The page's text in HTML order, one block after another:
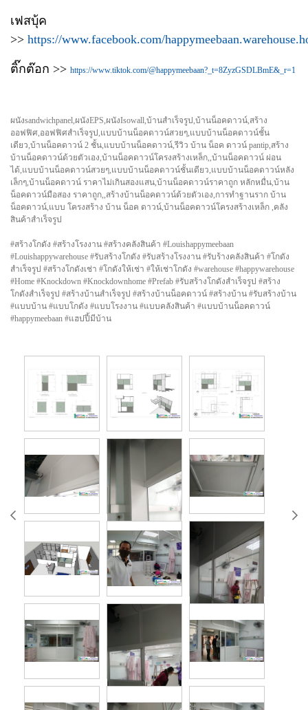
เฟสบุ้ค
>> https://www.facebook.com/
ติ๊กต๊อก >> https://www.tiktok.com/@happymeebaan?_t=8ZyzGSDLBmE&_r=1
ผนังsandwichpanel,ผนังEPS,ผนังIsowall,บ้านสำเร็จรูป,บ้านน็อคดาวน์,สร้าง
ออฟฟิศ,ออฟฟิศสำเร็จรูป,แบบบ้านน็อคดาวน์สวยๆ,แบบบ้านน็อคดาวน์ชั้น
เดียว,บ้านน็อคดาวน์ 2 ชั้น,แบบบ้านน็อคดาวน์,รีวิว บ้าน น็อค ดาวน์ pantip,สร้าง
บ้านน็อคดาวน์ด้วยตัวเอง,บ้านน็อคดาวน์โครงสร้างเหล็ก,,บ้านน็อคดาวน์ ผ่อน
ได้,แบบบ้านน็อคดาวน์สวยๆ,แบบบ้านน็อคดาวน์ชั้นเดียว,แบบบ้านน็อคดาวน์หลัง
เล็กๆ,บ้านน็อคดาวน์ ราคาไม่เกินสองแสน,บ้านน็อคดาวน์ราคาถูก หลักหมื่น,บ้าน
น็อคดาวน์มือสอง ราคาถูก,,สร้างบ้านน็อคดาวน์ด้วยตัวเอง,การทำฐานราก บ้าน
น็อคดาวน์,แบบ โครงสร้าง บ้าน น็อค ดาวน์,บ้านน็อคดาวน์โครงสร้างเหล็ก ,คลัง
สินค้าสำเร็จรูป
#สร้างโกดัง #สร้างโรงงาน #สร้างคลังสินค้า #Louishappymeebaan
#Louishappywarehouse #รับสร้างโกดัง #รับสร้างโรงงาน #รับร้างคลังสินค้า #โกดัง
สำเร็จรูป #สร้างโกดังเช่า #โกดังให้เช่า #ให้เช่าโกดัง #warehouse #happywarehouse
#Home #Knockdown #Knockdownhome #Prefab #รับสร้างโกดังสำเร็จรูป #สร้าง
โกดังสำเร็จรูป #สร้างบ้านสำเร็จรูป #สร้างบ้านน็อคดาวน์ #สร้างบ้าน #รับสร้างบ้าน
#แบบบ้าน #แบบโกดัง #แบบโรงงาน #แบบคลังสินค้า #แบบบ้านน็อคดาวน์
#happymeebaan #แฮปปี้มีบ้าน